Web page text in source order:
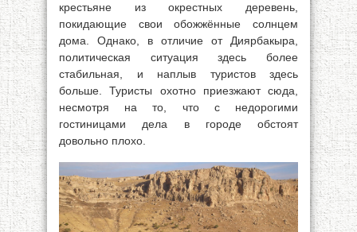
крестьяне из окрестных деревень,
покидающие свои обожжённые солнцем
дома. Однако, в отличие от Диярбакыра,
политическая ситуация здесь более
стабильная, и наплыв туристов здесь
больше. Туристы охотно приезжают сюда,
несмотря на то, что с недорогими
гостиницами дела в городе обстоят
довольно плохо.